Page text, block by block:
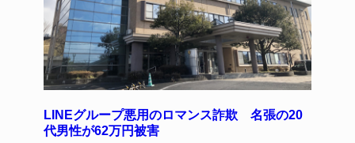
LINEグループ悪用のロマンス詐欺 名張の20
代男性が62万円被害